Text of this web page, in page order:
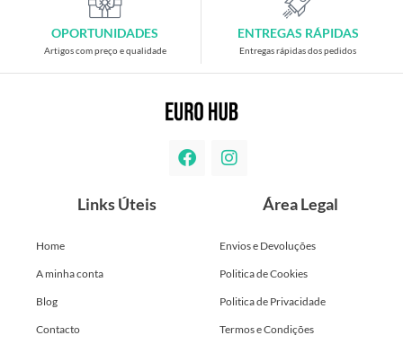
OPORTUNIDADES
Artigos com preço e qualidade
ENTREGAS RÁPIDAS
Entregas rápidas dos pedidos
Links Úteis
Home
A minha conta
Blog
Contacto
Área Legal
Envios e Devoluções
Politica de Cookies
Politica de Privacidade
Termos e Condições